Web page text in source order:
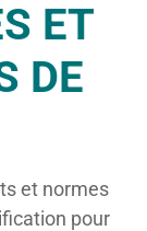
ET
DE
et normes
pour